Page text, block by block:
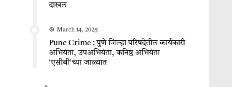
दाखल
March 14, 2025
Pune Crime : पुणे जिल्हा परिषदेतील कार्यकारी
अभियंता, उपअभियंता, कनिष्ठ अभियंता
‘एसीबी’च्या जाळ्यात